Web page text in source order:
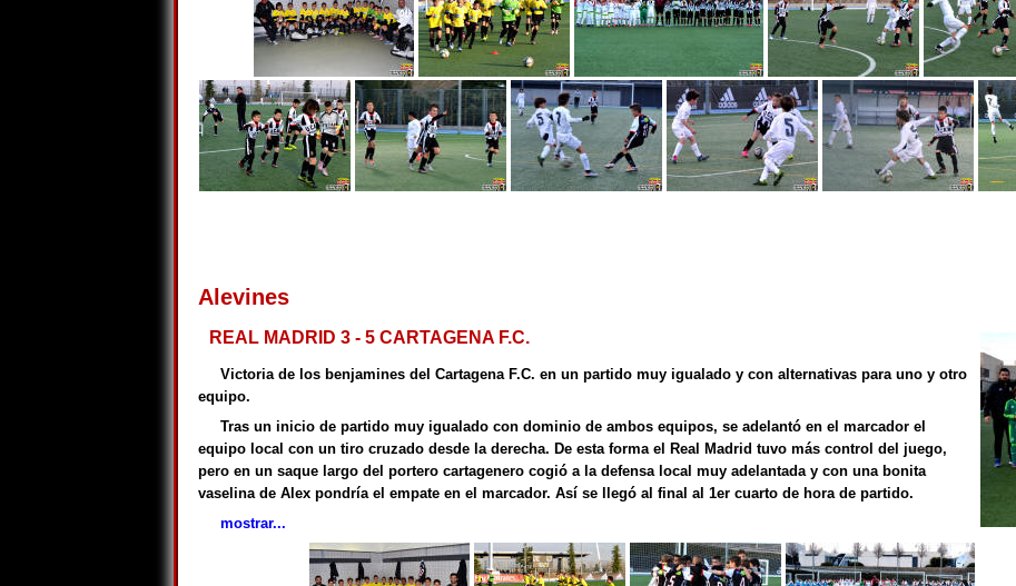
Alevines
REAL MADRID 3 - 5 CARTAGENA F.C.
Victoria de los benjamines del Cartagena F.C. en un partido muy igualado y con alternativas para uno y otro
equipo.
Tras un inicio de partido muy igualado con dominio de ambos equipos, se adelantó en el marcador el
equipo local con un tiro cruzado desde la derecha. De esta forma el Real Madrid tuvo más control del juego,
pero en un saque largo del portero cartagenero cogió a la defensa local muy adelantada y con una bonita
vaselina de Alex pondría el empate en el marcador. Así se llegó al final al 1er cuarto de hora de partido.
mostrar...